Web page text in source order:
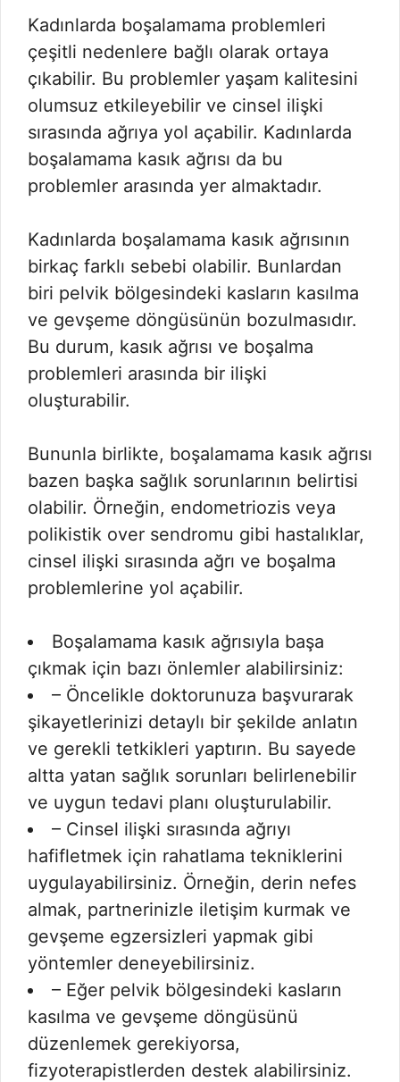
Kadınlarda boşalamama problemleri
çeşitli nedenlere bağlı olarak ortaya
çıkabilir. Bu problemler yaşam kalitesini
olumsuz etkileyebilir ve cinsel ilişki
sırasında ağrıya yol açabilir. Kadınlarda
boşalamama kasık ağrısı da bu
problemler arasında yer almaktadır.
Kadınlarda boşalamama kasık ağrısının
birkaç farklı sebebi olabilir. Bunlardan
biri pelvik bölgesindeki kasların kasılma
ve gevşeme döngüsünün bozulmasıdır.
Bu durum, kasık ağrısı ve boşalma
problemleri arasında bir ilişki
oluşturabilir.
Bununla birlikte, boşalamama kasık ağrısı
bazen başka sağlık sorunlarının belirtisi
olabilir. Örneğin, endometriozis veya
polikistik over sendromu gibi hastalıklar,
cinsel ilişki sırasında ağrı ve boşalma
problemlerine yol açabilir.
Boşalamama kasık ağrısıyla başa
çıkmak için bazı önlemler alabilirsiniz:
– Öncelikle doktorunuza başvurarak
şikayetlerinizi detaylı bir şekilde anlatın
ve gerekli tetkikleri yaptırın. Bu sayede
altta yatan sağlık sorunları belirlenebilir
ve uygun tedavi planı oluşturulabilir.
– Cinsel ilişki sırasında ağrıyı
hafifletmek için rahatlama tekniklerini
uygulayabilirsiniz. Örneğin, derin nefes
almak, partnerinizle iletişim kurmak ve
gevşeme egzersizleri yapmak gibi
yöntemler deneyebilirsiniz.
– Eğer pelvik bölgesindeki kasların
kasılma ve gevşeme döngüsünü
düzenlemek gerekiyorsa,
fizyoterapistlerden destek alabilirsiniz.